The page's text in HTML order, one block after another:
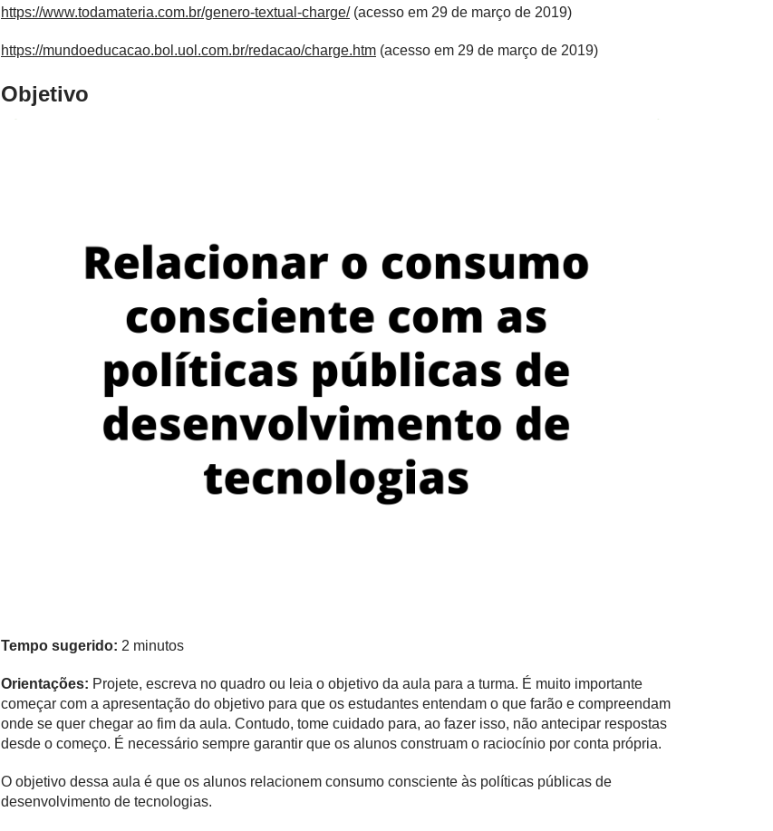
https://www.todamateria.com.br/genero-textual-charge/(acesso em 29 de março de 2019)
https://mundoeducacao.bol.uol.com.br/redacao/charge.htm (acesso em 29 de março de 2019)
Objetivo
Tempo sugerido: 2 minutos
Orientações: Projete, escreva no quadro ou leia o objetivo da aula para a turma. É muito importante
começar com a apresentação do objetivo para que os estudantes entendam o que farão e compreendam
onde se quer chegar ao fim da aula. Contudo, tome cuidado para, ao fazer isso, não antecipar respostas
desde o começo. É necessário sempre garantir que os alunos construam o raciocínio por conta própria.
O objetivo dessa aula é que os alunos relacionem consumo consciente às políticas públicas de
desenvolvimento de tecnologias.